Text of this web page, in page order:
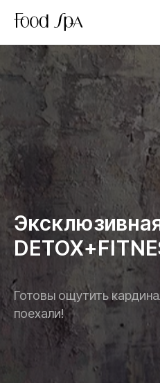
Готовы ощутить
поехали!